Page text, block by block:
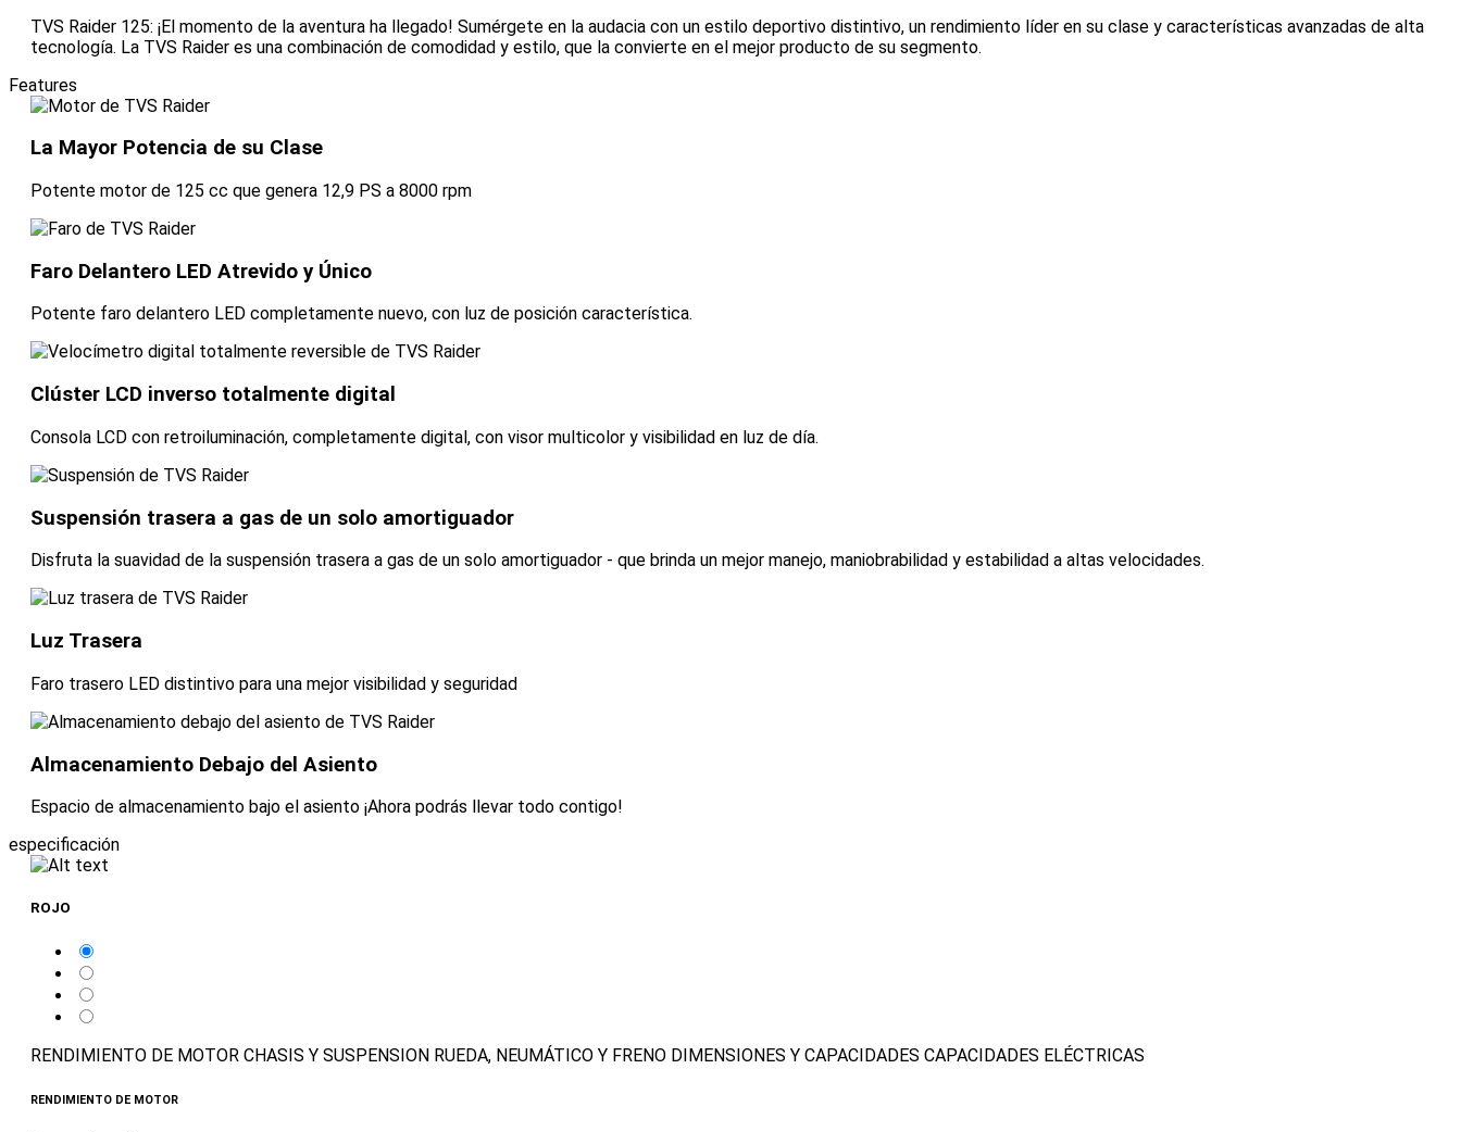
TVS Raider 125: ¡El momento de la aventura ha llegado! Sumérgete en la audacia con un estilo deportivo distintivo, un rendimiento líder en su clase y características avanzadas de alta
tecnología. La TVS Raider es una combinación de comodidad y estilo, que la convierte en el mejor producto de su segmento.
Features
La Mayor Potencia de su Clase
Potente motor de 125 cc que genera 12,9 PS a 8000 rpm
Faro Delantero LED Atrevido y Único
Potente faro delantero LED completamente nuevo, con luz de posición característica.
Clúster LCD inverso totalmente digital
Consola LCD con retroiluminación, completamente digital, con visor multicolor y visibilidad en luz de día.
Suspensión trasera a gas de un solo amortiguador
Disfruta la suavidad de la suspensión trasera a gas de un solo amortiguador - que brinda un mejor manejo, maniobrabilidad y estabilidad a altas velocidades.
Luz Trasera
Faro trasero LED distintivo para una mejor visibilidad y seguridad
Almacenamiento Debajo del Asiento
Espacio de almacenamiento bajo el asiento ¡Ahora podrás llevar todo contigo!
especificación
ROJO
RENDIMIENTO DE MOTOR CHASIS Y SUSPENSION RUEDA, NEUMÁTICO Y FRENO DIMENSIONES Y CAPACIDADES CAPACIDADES ELÉCTRICAS
RENDIMIENTO DE MOTOR